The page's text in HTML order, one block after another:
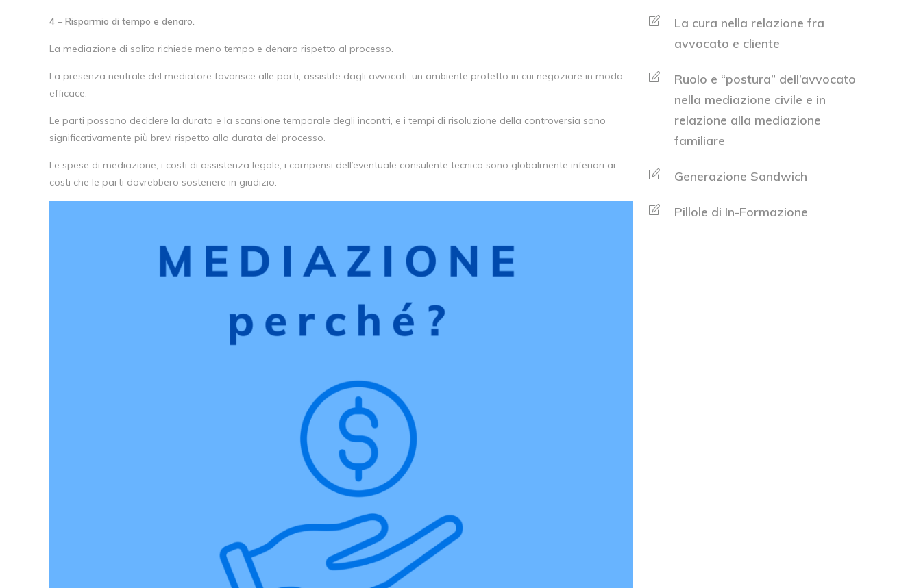
4 – Risparmio di tempo e denaro.
La mediazione di solito richiede meno tempo e denaro rispetto al processo.
La presenza neutrale del mediatore favorisce alle parti, assistite dagli avvocati, un ambiente protetto in cui negoziare in modo
efficace.
Le parti possono decidere la durata e la scansione temporale degli incontri, e i tempi di risoluzione della controversia sono
significativamente più brevi rispetto alla durata del processo.
Le spese di mediazione, i costi di assistenza legale, i compensi dell’eventuale consulente tecnico sono globalmente inferiori ai
costi che le parti dovrebbero sostenere in giudizio.
La cura nella relazione fra
avvocato e cliente
Ruolo e “postura” dell’avvocato
nella mediazione civile e in
relazione alla mediazione
familiare
Generazione Sandwich
Pillole di In-Formazione